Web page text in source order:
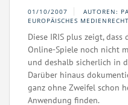
01/10/2007
AUTOREN:
EUROPÄISCHES
Diese IRIS plus zeigt,
Online-Spiele noch nicht
und deshalb sicherlich in
Darüber hinaus
ganz ohne Zweifel schon
Anwendung finden.